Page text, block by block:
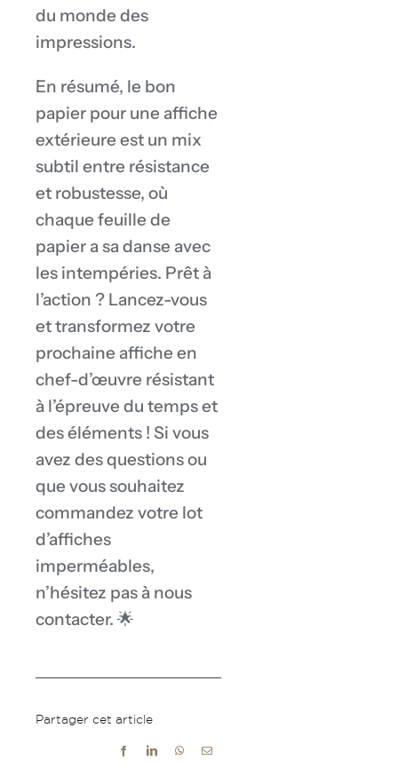
du monde des
impressions.
En résumé, le bon
papier pour une affiche
extérieure est un mix
subtil entre résistance
et robustesse, où
chaque feuille de
papier a sa danse avec
les intempéries. Prêt à
l’action ? Lancez-vous
et transformez votre
prochaine affiche en
chef-d’œuvre résistant
à l’épreuve du temps et
des éléments ! Si vous
avez des questions ou
que vous souhaitez
commandez votre lot
d’affiches
imperméables,
n’hésitez pas à nous
contacter. 🌟
Partager cet article